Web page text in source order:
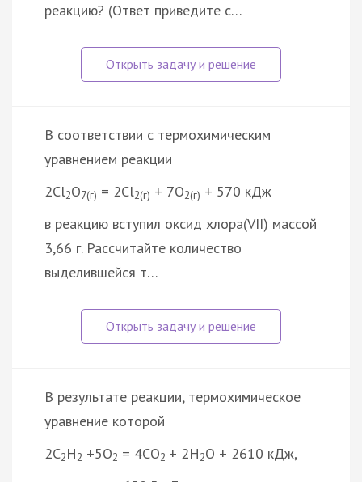
реакцию? (Ответ приведите с…
В соответствии с термохимическим
уравнением реакции
2Cl2O7(г) = 2Cl2(г) + 7O2(г) + 570 кДж
в реакцию вступил оксид хлора(VII) массой
3,66 г. Рассчитайте количество
выделившейся т…
В результате реакции, термохимическое
уравнение которой
2C2H2 +5O2 = 4CO2 + 2H2O + 2610 кДж,